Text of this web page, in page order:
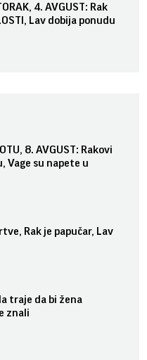
4. AVGUST: Rak
Lav dobija ponudu
8. AVGUST: Rakovi
Vage su napete u
Rak je papučar, Lav
traje da bi žena
znali